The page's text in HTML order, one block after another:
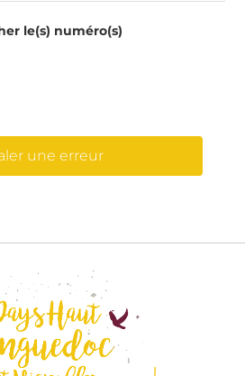
le(s) numéro(s)
une erreur